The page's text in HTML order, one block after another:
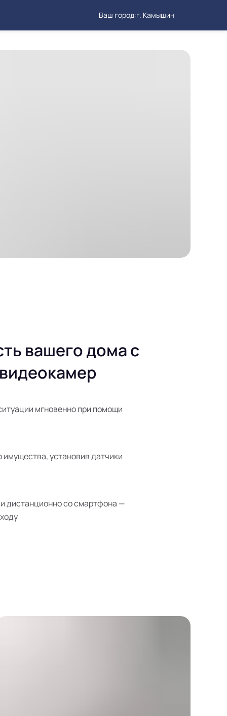
Ваш город:г. Камышин
вашего дома с
мгновенно при помощи
установив датчики
дистанционно со смартфона —